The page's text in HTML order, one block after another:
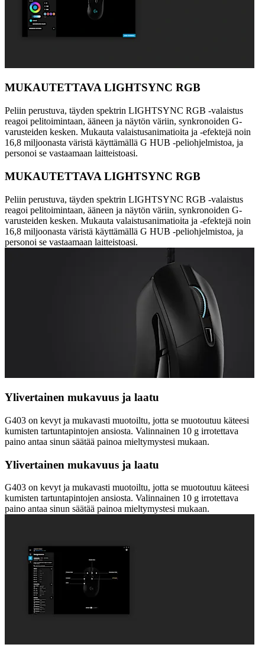
MUKAUTETTAVA LIGHTSYNC RGB
Peliin perustuva, täyden spektrin LIGHTSYNC RGB -valaistus
reagoi pelitoimintaan, ääneen ja näytön väriin, synkronoiden G-
varusteiden kesken. Mukauta valaistusanimatioita ja -efektejä noin
16,8 miljoonasta väristä käyttämällä G HUB -peliohjelmistoa, ja
personoi se vastaamaan laitteistoasi.
MUKAUTETTAVA LIGHTSYNC RGB
Peliin perustuva, täyden spektrin LIGHTSYNC RGB -valaistus
reagoi pelitoimintaan, ääneen ja näytön väriin, synkronoiden G-
varusteiden kesken. Mukauta valaistusanimatioita ja -efektejä noin
16,8 miljoonasta väristä käyttämällä G HUB -peliohjelmistoa, ja
personoi se vastaamaan laitteistoasi.
Ylivertainen mukavuus ja laatu
G403 on kevyt ja mukavasti muotoiltu, jotta se muotoutuu käteesi
kumisten tartuntapintojen ansiosta. Valinnainen 10 g irrotettava
paino antaa sinun säätää painoa mieltymystesi mukaan.
Ylivertainen mukavuus ja laatu
G403 on kevyt ja mukavasti muotoiltu, jotta se muotoutuu käteesi
kumisten tartuntapintojen ansiosta. Valinnainen 10 g irrotettava
paino antaa sinun säätää painoa mieltymystesi mukaan.